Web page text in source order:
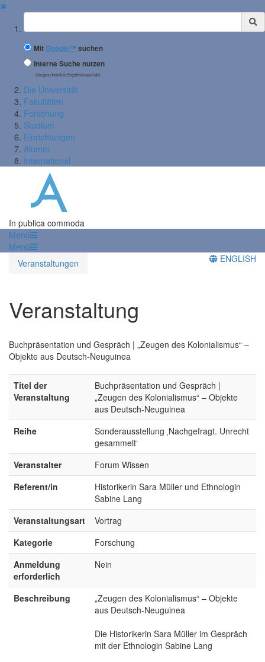
✖
Suchbegriff
MitGoogle™ suchen
Interne Suche nutzen
(eingeschränkte Ergebnisqualität)
Die Universität
Fakultäten
Forschung
Studium
Einrichtungen
Alumni
International
In publica commoda
Menü
Menü
Veranstaltungen
ENGLISH
Veranstaltung
Buchpräsentation und Gespräch | „Zeugen des Kolonialismus“ –
Objekte aus Deutsch-Neuguinea
Titel der
Veranstaltung
Buchpräsentation und Gespräch |
„Zeugen des Kolonialismus“ – Objekte
aus Deutsch-Neuguinea
Reihe
Sonderausstellung ‚Nachgefragt. Unrecht
gesammelt‘
Veranstalter
Forum Wissen
Referent/in
Historikerin Sara Müller und Ethnologin
Sabine Lang
Veranstaltungsart
Vortrag
Kategorie
Forschung
Anmeldung
erforderlich
Nein
Beschreibung
„Zeugen des Kolonialismus“ – Objekte
aus Deutsch-Neuguinea
Die Historikerin Sara Müller im Gespräch
mit der Ethnologin Sabine Lang